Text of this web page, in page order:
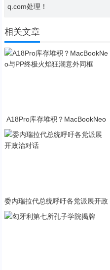
q.com处理！
相关文章
A18Pro库存堆积？MacBookNeo
与PP终极火焰狂潮意外同框
委内瑞拉代总统呼吁各党派展开政